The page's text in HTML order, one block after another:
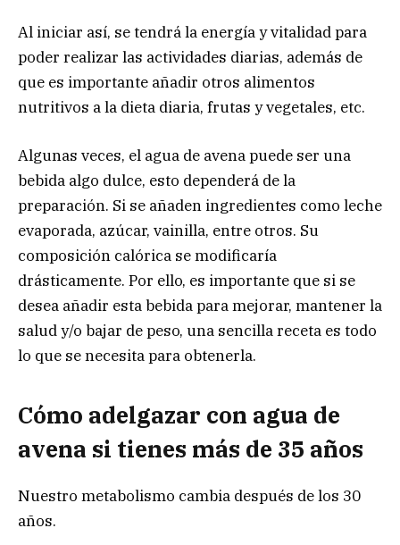
Al iniciar así, se tendrá la energía y vitalidad para
poder realizar las actividades diarias, además de
que es importante añadir otros alimentos
nutritivos a la dieta diaria, frutas y vegetales, etc.
Algunas veces, el agua de avena puede ser una
bebida algo dulce, esto dependerá de la
preparación. Si se añaden ingredientes como leche
evaporada, azúcar, vainilla, entre otros. Su
composición calórica se modificaría
drásticamente. Por ello, es importante que si se
desea añadir esta bebida para mejorar, mantener la
salud y/o bajar de peso, una sencilla receta es todo
lo que se necesita para obtenerla.
Cómo adelgazar con agua de
avena si tienes más de 35 años
Nuestro metabolismo cambia después de los 30
años.